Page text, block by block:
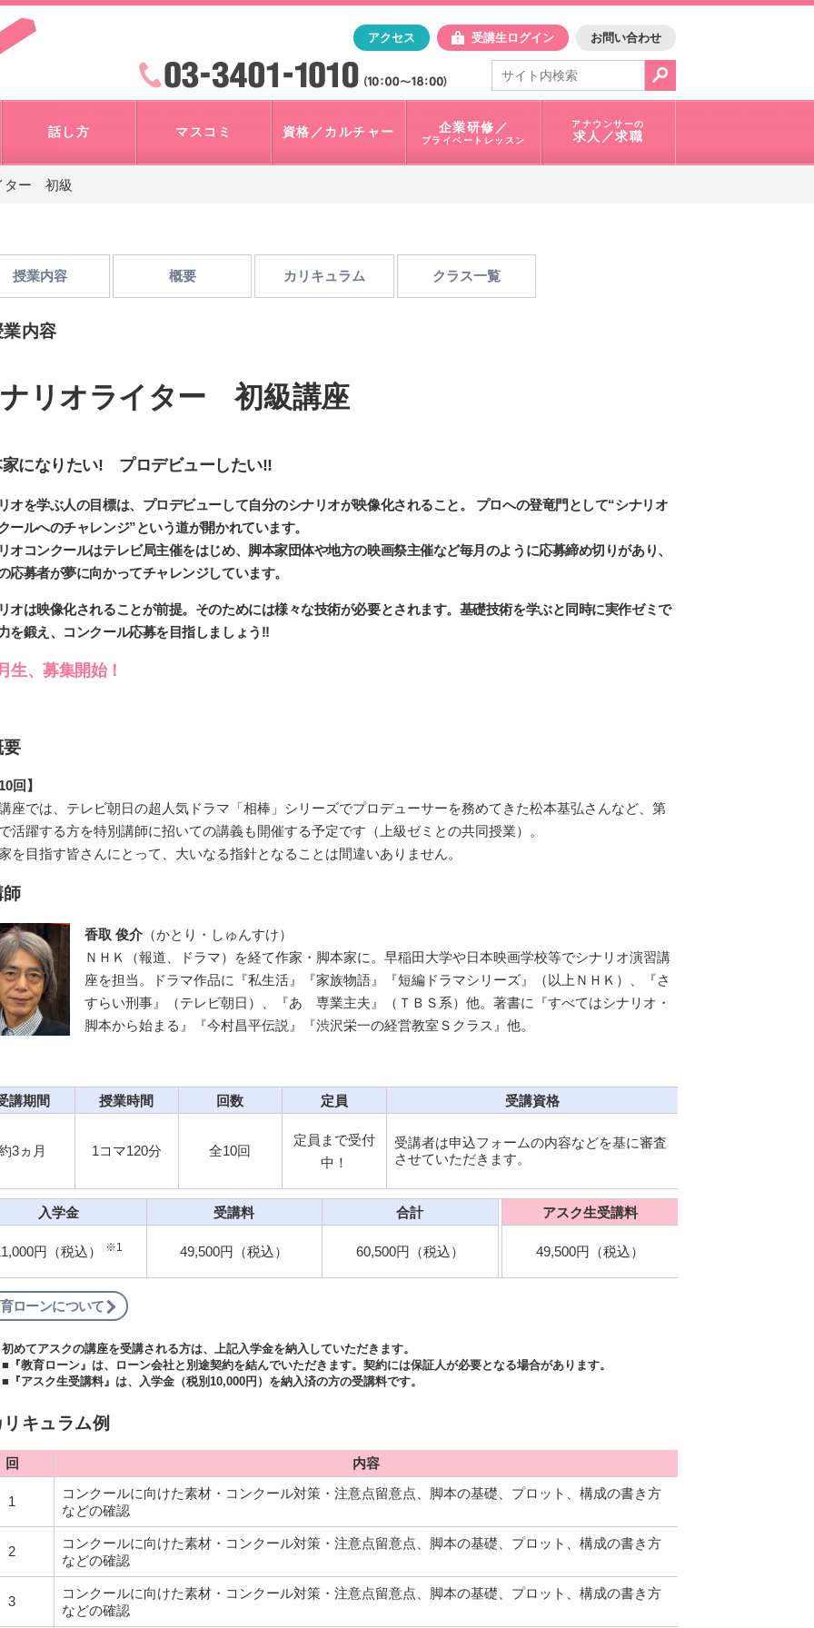
「アナウンサー・マスコミを目指すなら"アスク"」テレビ朝日アスク
アクセス 受講生ログイン お問い合わせ
電話で問合せ：
03-3401-1010
検索
話し方 マスコミ 資格／カルチャー 企業研修／
プライベートレッスン
アナウンサーの
求人／求職
ター 初級
授業内容 概要 カリキュラム クラス一覧
業内容
リオライター 初級講座
家になりたい! プロデビューしたい!!
オを学ぶ人の目標は、プロデビューして自分のシナリオが映像化されること。 プロへの登竜門として“シナリオ
ールへのチャレンジ”という道が開かれています。
オコンクールはテレビ局主催をはじめ、脚本家団体や地方の映画祭主催など毎月のように応募締め切りがあり、
応募者が夢に向かってチャレンジしています。
オは映像化されることが前提。そのためには様々な技術が必要とされます。基礎技術を学ぶと同時に実作ゼミで
を鍛え、コンクール応募を目指しましょう!!
生、募集開始！
要
回】
座では、テレビ朝日の超人気ドラマ「相棒」シリーズでプロデューサーを務めてきた松本基弘さんなど、第
活躍する方を特別講師に招いての講義も開催する予定です（上級ゼミとの共同授業）。
を目指す皆さんにとって、大いなる指針となることは間違いありません。
師
香取 俊介（かとり・しゅんすけ）
ＮＨＫ（報道、ドラマ）を経て作家・脚本家に。早稲田大学や日本映画学校等でシナリオ演習講
座を担当。ドラマ作品に『私生活』『家族物語』『短編ドラマシリーズ』（以上ＮＨＫ）、『さ
すらい刑事』（テレビ朝日）、『あゝ専業主夫』（ＴＢＳ系）他。著書に『すべてはシナリオ・
脚本から始まる』『今村昌平伝説』『渋沢栄一の経営教室Ｓクラス』他。
講期間 授業時間 回数 定員 受講資格
3ヵ月 1コマ120分 全10回
定員まで受付
中！
受講者は申込フォームの内容などを基に審査
させていただきます。
入学金 受講料 合計 アスク生受講料
円（税込） ※1 49,500円（税込） 60,500円（税込） 49,500円（税込）
ローンについて
初めてアスクの講座を受講される方は、上記入学金を納入していただきます。
■『教育ローン』は、ローン会社と別途契約を結んでいただきます。契約には保証人が必要となる場合があります。
■『アスク生受講料』は、入学金（税別10,000円）を納入済の方の受講料です。
キュラム例
回 内容
1
コンクールに向けた素材・コンクール対策・注意点留意点、脚本の基礎、プロット、構成の書き方
などの確認
2
コンクールに向けた素材・コンクール対策・注意点留意点、脚本の基礎、プロット、構成の書き方
などの確認
3
コンクールに向けた素材・コンクール対策・注意点留意点、脚本の基礎、プロット、構成の書き方
などの確認